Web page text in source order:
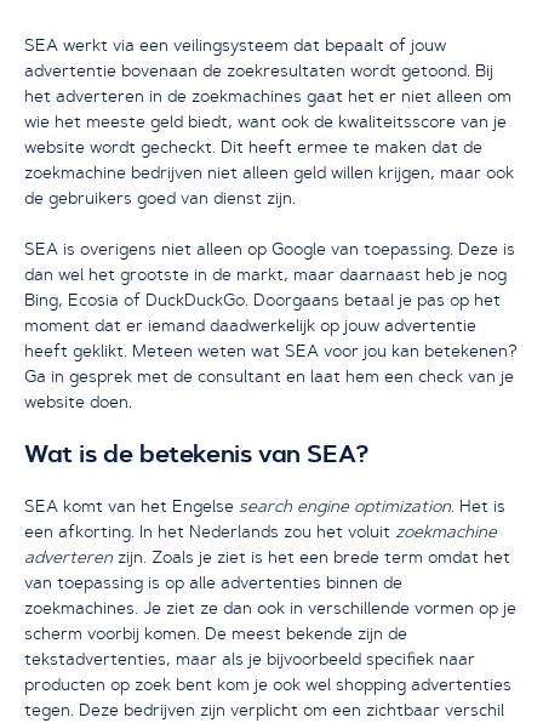
Ja, ik wil starten
SEA werkt via een veilingsysteem dat bepaalt of jouw
advertentie bovenaan de zoekresultaten wordt getoond. Bij
het adverteren in de zoekmachines gaat het er niet alleen om
wie het meeste geld biedt, want ook de kwaliteitsscore van je
website wordt gecheckt. Dit heeft ermee te maken dat de
zoekmachine bedrijven niet alleen geld willen krijgen, maar ook
de gebruikers goed van dienst zijn.
SEA is overigens niet alleen op Google van toepassing. Deze is
dan wel het grootste in de markt, maar daarnaast heb je nog
Bing, Ecosia of DuckDuckGo. Doorgaans betaal je pas op het
moment dat er iemand daadwerkelijk op jouw advertentie
heeft geklikt. Meteen weten wat SEA voor jou kan betekenen?
Ga in gesprek met de consultant en laat hem een check van je
website doen.
Wat is de betekenis van SEA?
SEA komt van het Engelse search engine optimization. Het is
een afkorting. In het Nederlands zou het voluit zoekmachine
adverteren zijn. Zoals je ziet is het een brede term omdat het
van toepassing is op alle advertenties binnen de
zoekmachines. Je ziet ze dan ook in verschillende vormen op je
scherm voorbij komen. De meest bekende zijn de
tekstadvertenties, maar als je bijvoorbeeld specifiek naar
producten op zoek bent kom je ook wel shopping advertenties
tegen. Deze bedrijven zijn verplicht om een zichtbaar verschil